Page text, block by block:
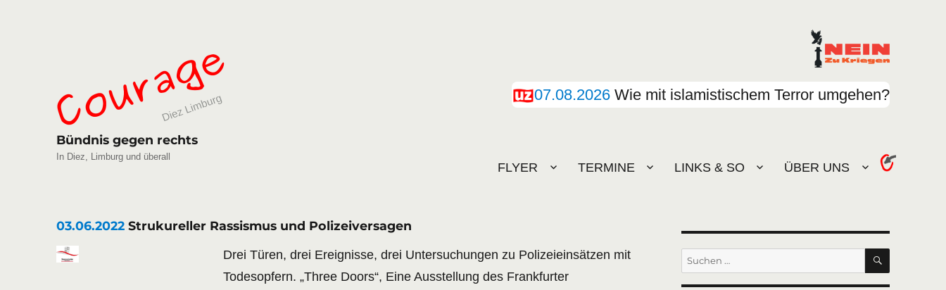
Bündnis gegen rechts
In Diez, Limburg und überall
07.08.2026Wie mit islamistischem Terror umgehen?
FLYER TERMINE LINKS & SO ÜBER UNS
03.06.2022 Strukureller Rassismus und Polizeiversagen
Drei Türen, drei Ereignisse, drei Untersuchungen zu Polizeieinsätzen mit
Todesopfern. „Three Doors“, Eine Ausstellung des Frankfurter
Suchen
SUCHEN